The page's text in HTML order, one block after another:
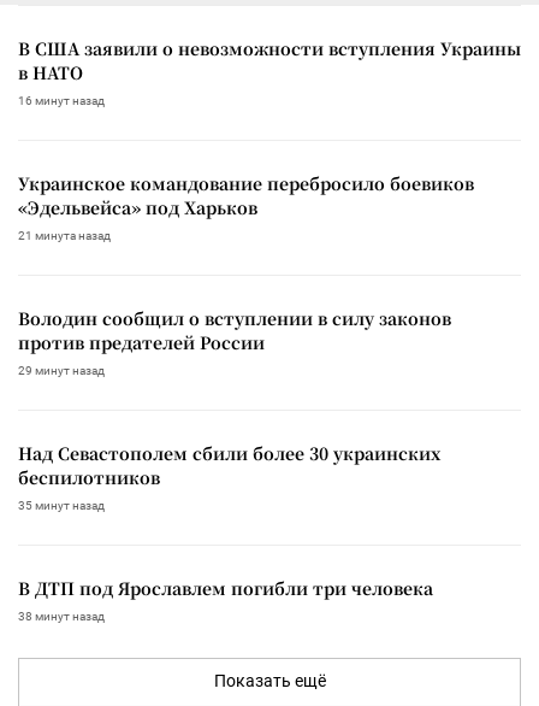
В США заявили о невозможности вступления Украины
в НАТО
16 минут назад
Украинское командование перебросило боевиков
«Эдельвейса» под Харьков
21 минута назад
Володин сообщил о вступлении в силу законов
против предателей России
29 минут назад
Над Севастополем сбили более 30 украинских
беспилотников
35 минут назад
В ДТП под Ярославлем погибли три человека
38 минут назад
Показать ещё